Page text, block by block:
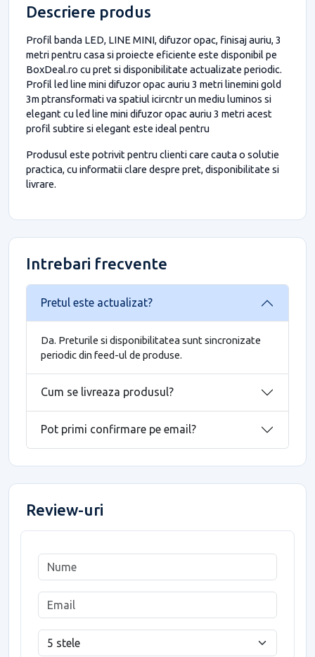
Descriere produs
Profil banda LED, LINE MINI, difuzor opac, finisaj auriu, 3
metri pentru casa si proiecte eficiente este disponibil pe
BoxDeal.ro cu pret si disponibilitate actualizate periodic.
Profil led line mini difuzor opac auriu 3 metri linemini gold
3m ptransformati va spatiul icircntr un mediu luminos si
elegant cu led line mini difuzor opac auriu 3 metri acest
profil subtire si elegant este ideal pentru
Produsul este potrivit pentru clienti care cauta o solutie
practica, cu informatii clare despre pret, disponibilitate si
livrare.
Intrebari frecvente
Pretul este actualizat?
Da. Preturile si disponibilitatea sunt sincronizate
periodic din feed-ul de produse.
Cum se livreaza produsul?
Pot primi confirmare pe email?
Review-uri